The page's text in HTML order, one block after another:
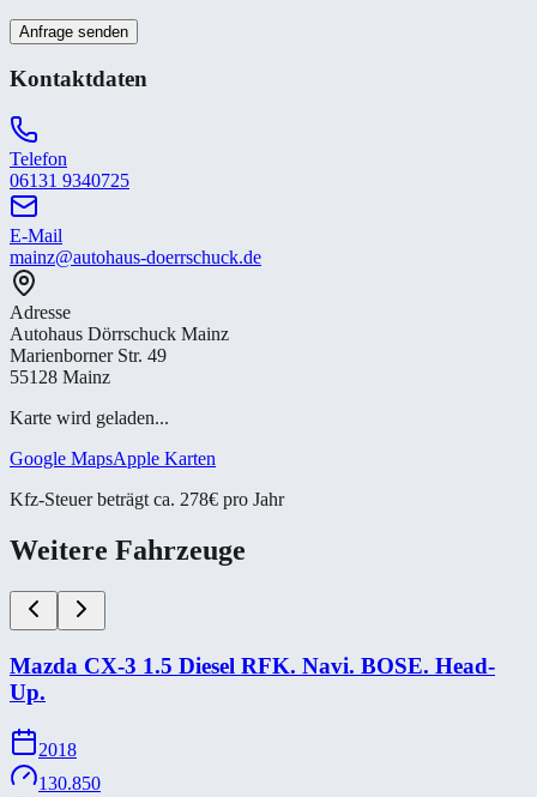
Anfrage senden
Kontaktdaten
Telefon
06131 9340725
E-Mail
mainz@autohaus-doerrschuck.de
Adresse
Autohaus Dörrschuck Mainz
Marienborner Str. 49
55128 Mainz
Karte wird geladen...
Google MapsApple Karten
Kfz-Steuer beträgt ca. 278€ pro Jahr
Weitere Fahrzeuge
Mazda CX-​3 1.5 Diesel RFK. Navi. BOSE. Head-​
Up.
2018
130.850